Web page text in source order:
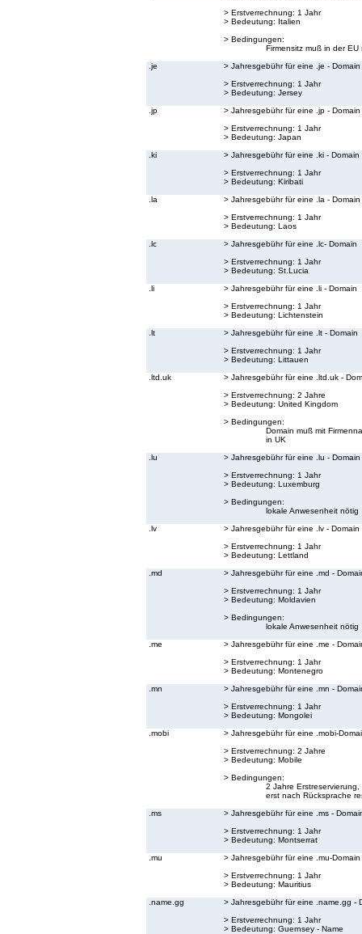
> Erstverrechnung: 1 Jahr
> Bedeutung: Italien
> Bedingungen:
Firmensitz muß in der EU
.je
> Jahresgebühr für eine .je - Domain
> Erstverrechnung: 1 Jahr
> Bedeutung: Jersey
.jp
> Jahresgebühr für eine .jp - Domain
> Erstverrechnung: 1 Jahr
> Bedeutung: Japan
.ki
> Jahresgebühr für eine .ki - Domain
> Erstverrechnung: 1 Jahr
> Bedeutung: Kiribati
.la
> Jahresgebühr für eine .la - Domain
> Erstverrechnung: 1 Jahr
> Bedeutung: Laos
.lc
> Jahresgebühr für eine .lc- Domain
> Erstverrechnung: 1 Jahr
> Bedeutung: St.Lucia
.li
> Jahresgebühr für eine .li - Domain
> Erstverrechnung: 1 Jahr
> Bedeutung: Lichtenstein
.lt
> Jahresgebühr für eine .lt - Domain
> Erstverrechnung: 1 Jahr
> Bedeutung: Littauen
.ltd.uk
> Jahresgebühr für eine .ltd.uk -
> Erstverrechnung: 2 Jahre
> Bedeutung: United Kingdom
> Bedingungen:
Domain muß mit
in UK
.lu
> Jahresgebühr für eine .lu - Domain
> Erstverrechnung: 1 Jahr
> Bedeutung: Luxemburg
> Bedingungen:
lokale Anwesenheit nötig
.lv
> Jahresgebühr für eine .lv - Domain
> Erstverrechnung: 1 Jahr
> Bedeutung: Lettland
.md
> Jahresgebühr für eine .md -
> Erstverrechnung: 1 Jahr
> Bedeutung: Moldavien
> Bedingungen:
lokale Anwesenheit nötig
.me
> Jahresgebühr für eine .me -
> Erstverrechnung: 1 Jahr
> Bedeutung: Montenegro
.mn
> Jahresgebühr für eine .mn -
> Erstverrechnung: 1 Jahr
> Bedeutung: Mongolei
.mobi
> Jahresgebühr für eine .mobi-
> Erstverrechnung: 2 Jahre
> Bedeutung: Mobile
> Bedingungen:
2 Jahre
erst nach Rücksprache
.ms
> Jahresgebühr für eine .ms -
> Erstverrechnung: 1 Jahr
> Bedeutung: Montserrat
.mu
> Jahresgebühr für eine .mu-Domain
> Erstverrechnung: 1 Jahr
> Bedeutung: Mauritius
.name.gg
> Jahresgebühr für eine .name.gg -
> Erstverrechnung: 1 Jahr
> Bedeutung: Guernsey - Name